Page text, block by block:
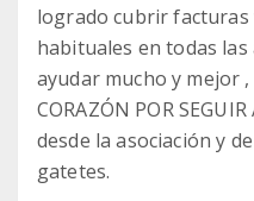
logrado cubrir
habituales en todas las
ayudar mucho y mejor ,
CORAZÓN POR
desde la asociación y
gatetes.